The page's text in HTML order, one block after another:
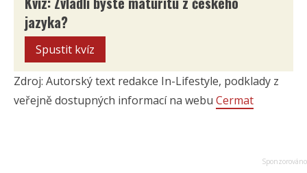
jazyka?
Spustit kvíz
Zdroj: Autorský text redakce In-Lifestyle, podklady z
veřejně dostupných informací na webu Cermat